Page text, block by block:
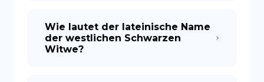
Wie lautet der lateinische Name
der westlichen Schwarzen
Witwe?